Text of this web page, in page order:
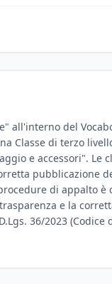
all'interno del
Classe di terzo
e accessori". Le
pubblicazione
di appalto è
e la
36/2023 (Codice